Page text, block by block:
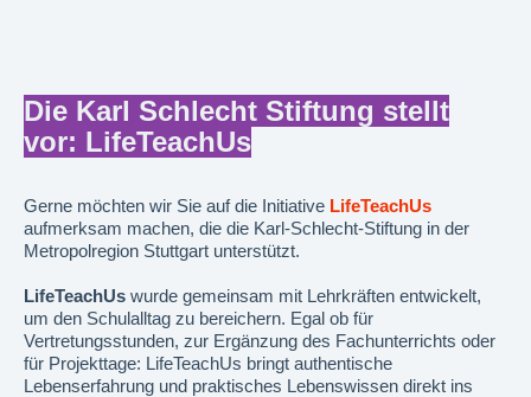
Die Karl Schlecht Stiftung stellt
vor: LifeTeachUs
Gerne möchten wir Sie auf die Initiative LifeTeachUs
aufmerksam machen, die die Karl-Schlecht-Stiftung in der
Metropolregion Stuttgart unterstützt.
LifeTeachUs wurde gemeinsam mit Lehrkräften entwickelt,
um den Schulalltag zu bereichern. Egal ob für
Vertretungsstunden, zur Ergänzung des Fachunterrichts oder
für Projekttage: LifeTeachUs bringt authentische
Lebenserfahrung und praktisches Lebenswissen direkt ins